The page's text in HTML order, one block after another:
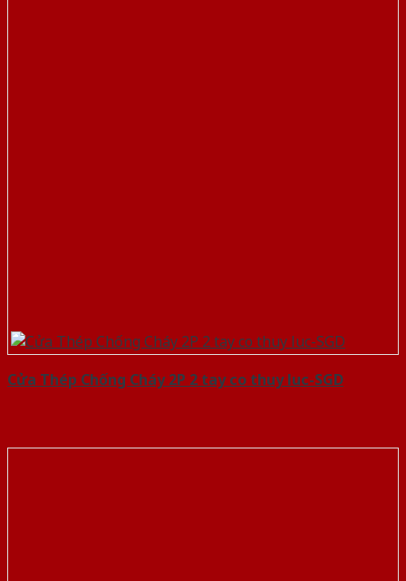
Cửa Thép Chống Cháy 2P 2 tay co thuy luc-SGD